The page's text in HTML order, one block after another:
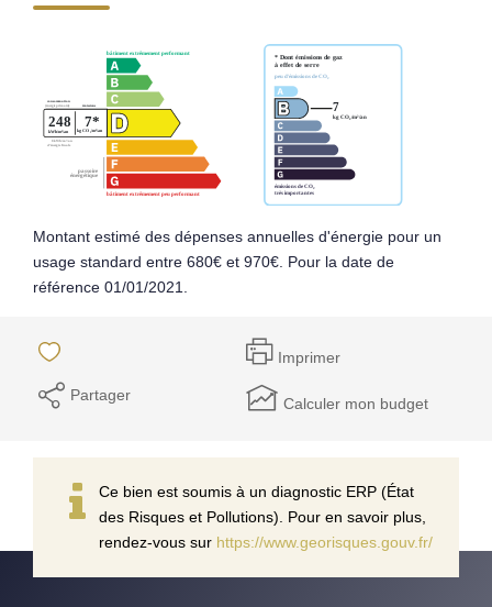
Montant estimé des dépenses annuelles d'énergie pour un
usage standard entre 680€ et 970€. Pour la date de
référence 01/01/2021.
Imprimer
Partager Calculer mon budget
Ce bien est soumis à un diagnostic ERP (État
des Risques et Pollutions). Pour en savoir plus,
rendez-vous sur https://www.georisques.gouv.fr/